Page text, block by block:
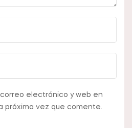
electrónico y web en
próxima vez que comente.